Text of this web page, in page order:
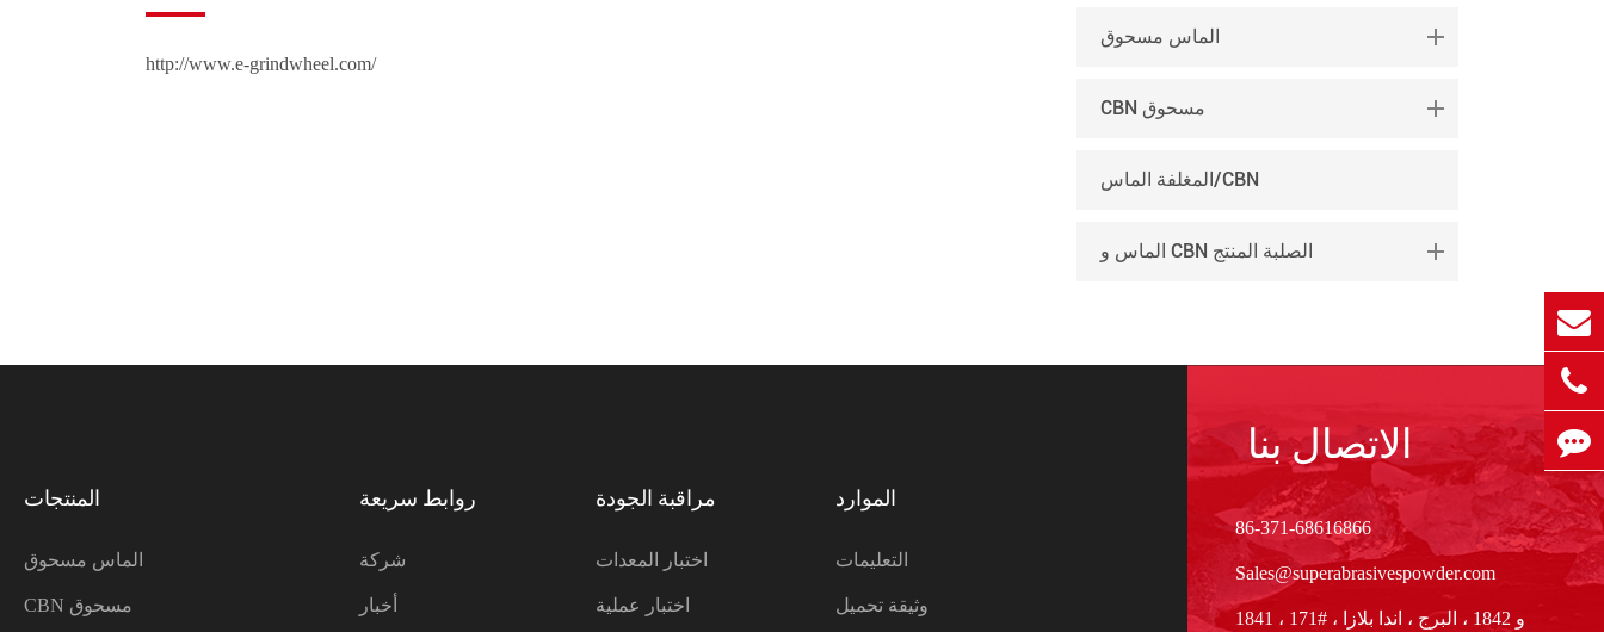
português
http://www.e-grindwheel.com/
الماس مسحوق
CBN مسحوق
المغلفة الماس/CBN
الماس و CBN الصلبة المنتج
المنتجات
الماس مسحوق
CBN مسحوق
روابط سريعة
شركة
أخبار
مراقبة الجودة
اختبار المعدات
اختبار عملية
الموارد
التعليمات
وثيقة تحميل
الاتصال بنا
86-371-68616866
Sales@superabrasivespowder.com
1841 و 1842 ، البرج ، اندا بلازا ، #171 ،